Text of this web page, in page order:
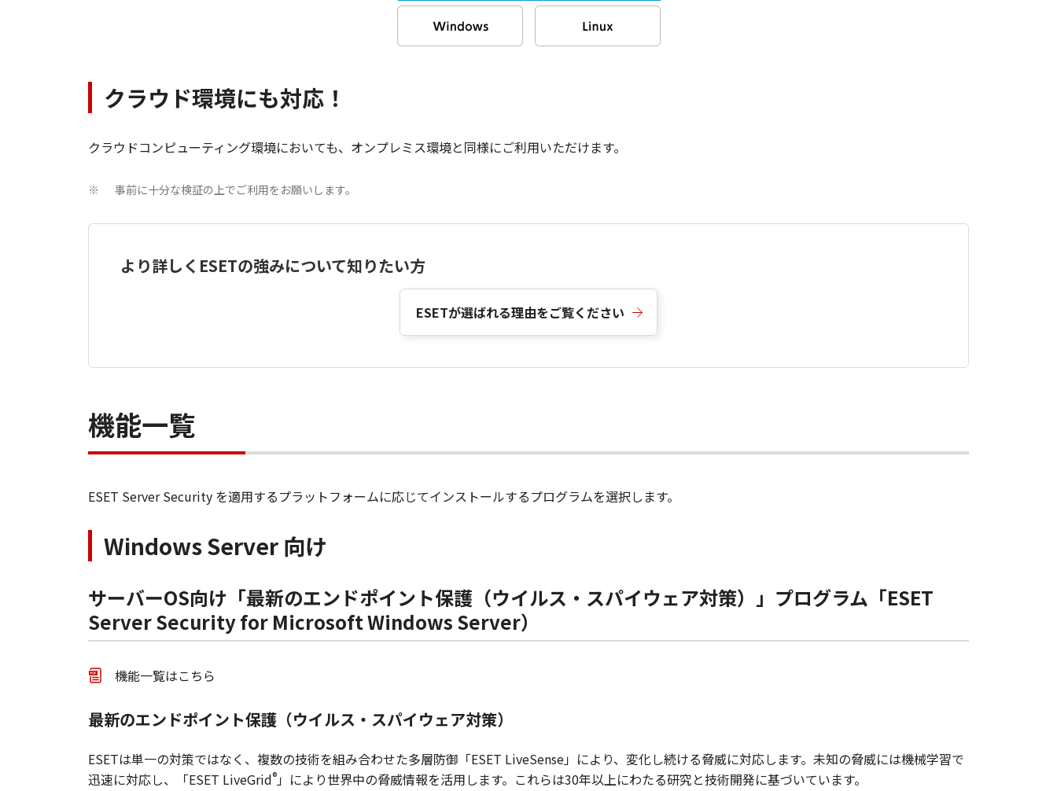
クラウド環境にも対応！
クラウドコンピューティング環境においても、オンプレミス環境と同様にご利用いただけます。
※ 事前に十分な検証の上でご利用をお願いします。
より詳しくESETの強みについて知りたい方
ESETが選ばれる理由をご覧ください
機能一覧
ESET Server Security を適用するプラットフォームに応じてインストールするプログラムを選択します。
Windows Server 向け
サーバーOS向け「最新のエンドポイント保護（ウイルス・スパイウェア対策）」プログラム「ESET
Server Security for Microsoft Windows Server）
機能一覧はこちら
最新のエンドポイント保護（ウイルス・スパイウェア対策）
ESETは単一の対策ではなく、複数の技術を組み合わせた多層防御「ESET LiveSense」により、変化し続ける脅威に対応します。未知の脅威には機械学習で
迅速に対応し、「ESET LiveGrid®」により世界中の脅威情報を活用します。これらは30年以上にわたる研究と技術開発に基づいています。